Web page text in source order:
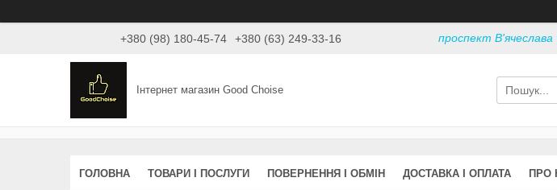
+380 (98) 180-45-74 +380 (63) 249-33-16 проспект В'ячеслава
Інтернет магазин Good Choise
ГОЛОВНА ТОВАРИ І ПОСЛУГИ ПОВЕРНЕННЯ І ОБМІН ДОСТАВКА І ОПЛАТА ПРО